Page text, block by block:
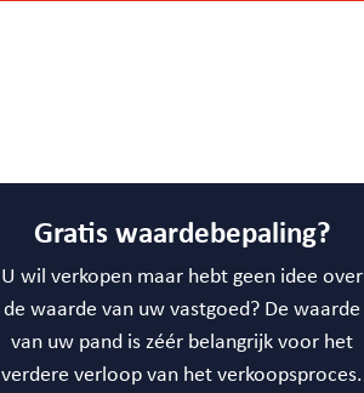
Gratis waardebepaling?
U wil verkopen maar hebt geen idee over
de waarde van uw vastgoed? De waarde
van uw pand is zéér belangrijk voor het
verdere verloop van het verkoopsproces.